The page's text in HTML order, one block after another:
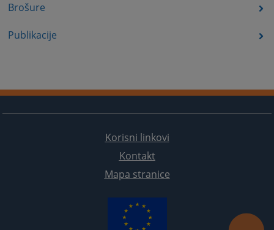
Brošure
Publikacije
Korisni linkovi
Kontakt
Mapa stranice